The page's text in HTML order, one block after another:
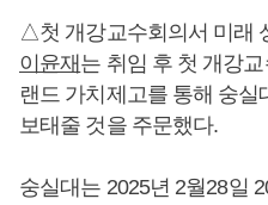
△첫 개강교수회의서 미래
이윤재 는 취임 후 첫 개강
랜드 가치제고를 통해 숭
보태줄 것을 주문했다.
숭실대는 2025년 2월28일